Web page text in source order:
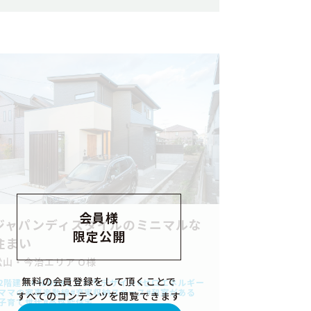
会員様
限定公開
無料の会員登録をして頂くことで
すべてのコンテンツを閲覧できます
ャパンディスタイルのミニマルな
まい
山・今治エリア O様
階建て 4LDK こだわりデザイン ゼロエネルギー
マの家事楽動線 充実収納スペース 和室がある
育て世代 高性能住宅